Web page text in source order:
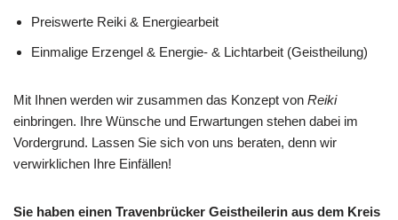
Preiswerte Reiki & Energiearbeit
Einmalige Erzengel & Energie- & Lichtarbeit (Geistheilung)
Mit Ihnen werden wir zusammen das Konzept von Reiki
einbringen. Ihre Wünsche und Erwartungen stehen dabei im
Vordergrund. Lassen Sie sich von uns beraten, denn wir
verwirklichen Ihre Einfällen!
Sie haben einen Travenbrücker Geistheilerin aus dem Kreis